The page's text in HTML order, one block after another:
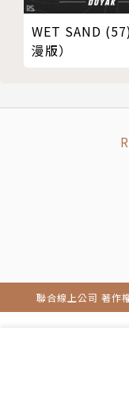
WET SAND
漫版）
聯合線上公司 著